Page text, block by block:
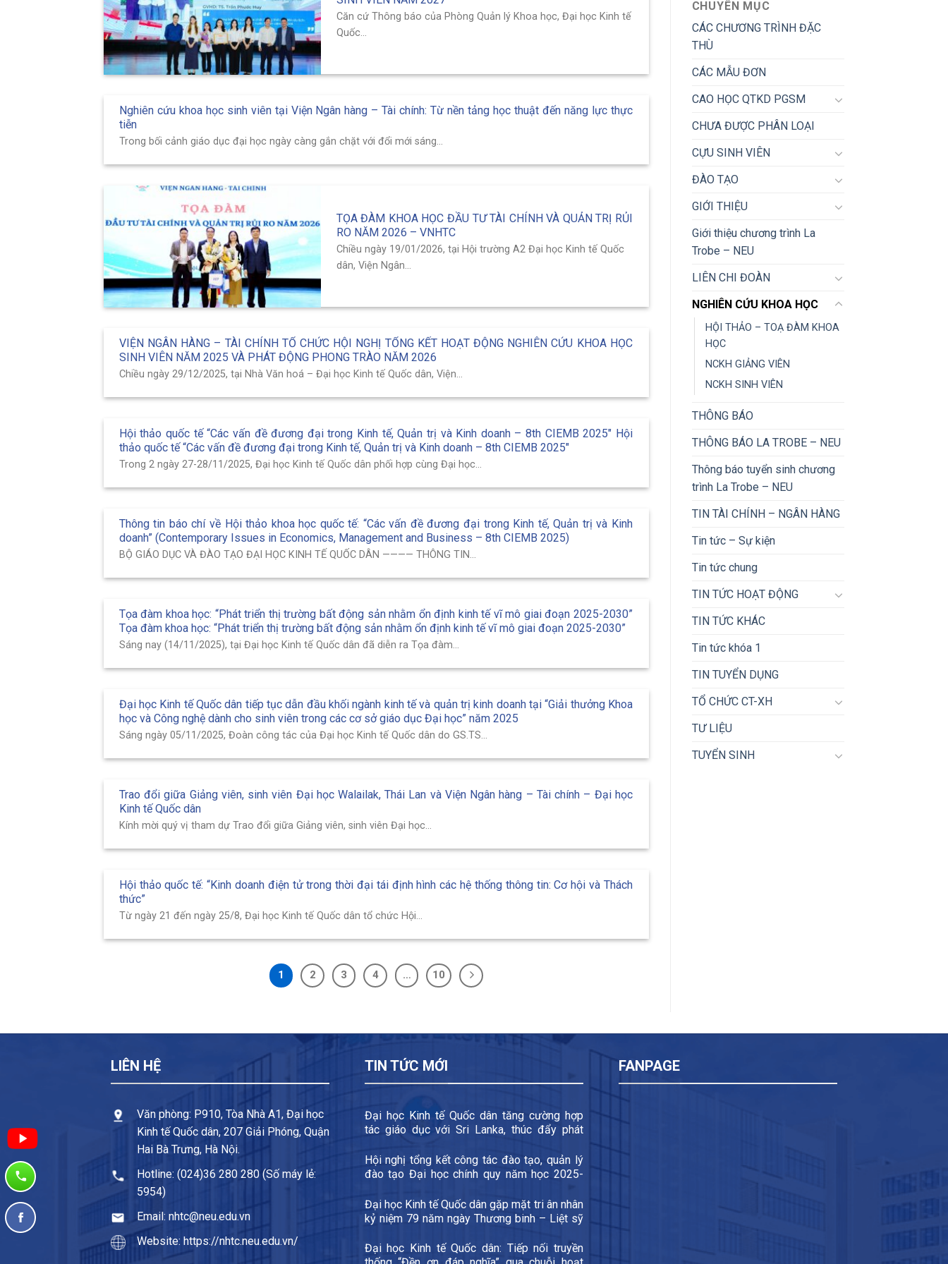
Căn cứ Thông báo của Phòng Quản lý Khoa học, Đại học Kinh tế
Quốc...
Nghiên cứu khoa học sinh viên tại Viện Ngân hàng – Tài chính: Từ nền tảng học thuật đến năng lực thực
tiễn
Trong bối cảnh giáo dục đại học ngày càng gắn chặt với đổi mới sáng...
TỌA ĐÀM KHOA HỌC ĐẦU TƯ TÀI CHÍNH VÀ QUẢN TRỊ RỦI
RO NĂM 2026 – VNHTC
Chiều ngày 19/01/2026, tại Hội trường A2 Đại học Kinh tế Quốc
dân, Viện Ngân...
VIỆN NGÂN HÀNG – TÀI CHÍNH TỔ CHỨC HỘI NGHỊ TỔNG KẾT HOẠT ĐỘNG NGHIÊN CỨU KHOA HỌC
SINH VIÊN NĂM 2025 VÀ PHÁT ĐỘNG PHONG TRÀO NĂM 2026
Chiều ngày 29/12/2025, tại Nhà Văn hoá – Đại học Kinh tế Quốc dân, Viện...
Hội thảo quốc tế “Các vấn đề đương đại trong Kinh tế, Quản trị và Kinh doanh – 8th CIEMB 2025″ Hội
thảo quốc tế “Các vấn đề đương đại trong Kinh tế, Quản trị và Kinh doanh – 8th CIEMB 2025″
Trong 2 ngày 27-28/11/2025, Đại học Kinh tế Quốc dân phối hợp cùng Đại học...
Thông tin báo chí về Hội thảo khoa học quốc tế: “Các vấn đề đương đại trong Kinh tế, Quản trị và Kinh
doanh” (Contemporary Issues in Economics, Management and Business – 8th CIEMB 2025)
BỘ GIÁO DỤC VÀ ĐÀO TẠO ĐẠI HỌC KINH TẾ QUỐC DÂN ———— THÔNG TIN...
Tọa đàm khoa học: “Phát triển thị trường bất động sản nhằm ổn định kinh tế vĩ mô giai đoạn 2025-2030”
Tọa đàm khoa học: “Phát triển thị trường bất động sản nhằm ổn định kinh tế vĩ mô giai đoạn 2025-2030”
Sáng nay (14/11/2025), tại Đại học Kinh tế Quốc dân đã diễn ra Tọa đàm...
Đại học Kinh tế Quốc dân tiếp tục dẫn đầu khối ngành kinh tế và quản trị kinh doanh tại “Giải thưởng Khoa
học và Công nghệ dành cho sinh viên trong các cơ sở giáo dục Đại học” năm 2025
Sáng ngày 05/11/2025, Đoàn công tác của Đại học Kinh tế Quốc dân do GS.TS...
Trao đổi giữa Giảng viên, sinh viên Đại học Walailak, Thái Lan và Viện Ngân hàng – Tài chính – Đại học
Kinh tế Quốc dân
Kính mời quý vị tham dự Trao đổi giữa Giảng viên, sinh viên Đại học...
Hội thảo quốc tế: “Kinh doanh điện tử trong thời đại tái định hình các hệ thống thông tin: Cơ hội và Thách
thức”
Từ ngày 21 đến ngày 25/8, Đại học Kinh tế Quốc dân tổ chức Hội...
1 2 3 4 … 10
CHUYÊN MỤC
CÁC CHƯƠNG TRÌNH ĐẶC
THÙ
CÁC MẪU ĐƠN
CAO HỌC QTKD PGSM
CHƯA ĐƯỢC PHÂN LOẠI
CỰU SINH VIÊN
ĐÀO TẠO
GIỚI THIỆU
Giới thiệu chương trình La
Trobe – NEU
LIÊN CHI ĐOÀN
NGHIÊN CỨU KHOA HỌC
HỘI THẢO – TOẠ ĐÀM KHOA
HỌC
NCKH GIẢNG VIÊN
NCKH SINH VIÊN
THÔNG BÁO
THÔNG BÁO LA TROBE – NEU
Thông báo tuyển sinh chương
trình La Trobe – NEU
TIN TÀI CHÍNH – NGÂN HÀNG
Tin tức – Sự kiện
Tin tức chung
TIN TỨC HOẠT ĐỘNG
TIN TỨC KHÁC
Tin tức khóa 1
TIN TUYỂN DỤNG
TỔ CHỨC CT-XH
TƯ LIỆU
TUYỂN SINH
LIÊN HỆ
Văn phòng: P910, Tòa Nhà A1, Đại học
Kinh tế Quốc dân, 207 Giải Phóng, Quận
Hai Bà Trưng, Hà Nội.
Hotline: (024)36 280 280 (Số máy lẻ:
5954)
Email: nhtc@neu.edu.vn
Website: https://nhtc.neu.edu.vn/
TIN TỨC MỚI
Đại học Kinh tế Quốc dân tăng cường hợp
tác giáo dục với Sri Lanka, thúc đẩy phát
viên
Hội nghị tổng kết công tác đào tạo, quản lý
đào tạo Đại học chính quy năm học 2025-
năm học 2026-2027
Đại học Kinh tế Quốc dân gặp mặt tri ân nhân
kỷ niệm 79 năm ngày Thương binh – Liệt sỹ
Đại học Kinh tế Quốc dân: Tiếp nối truyền
FANPAGE